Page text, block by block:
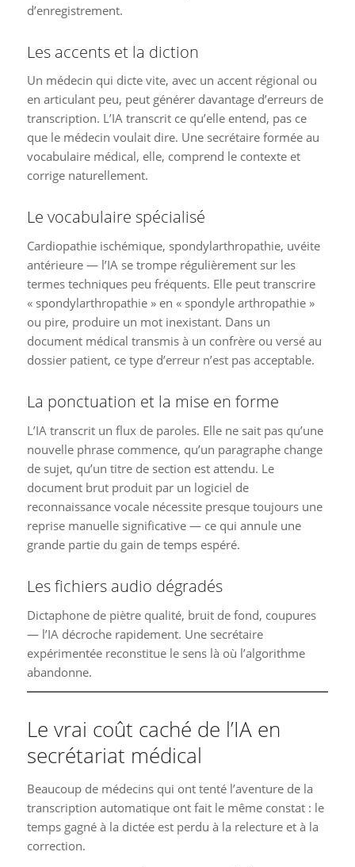
d’enregistrement.
Les accents et la diction
Un médecin qui dicte vite, avec un accent régional ou
en articulant peu, peut générer davantage d’erreurs de
transcription. L’IA transcrit ce qu’elle entend, pas ce
que le médecin voulait dire. Une secrétaire formée au
vocabulaire médical, elle, comprend le contexte et
corrige naturellement.
Le vocabulaire spécialisé
Cardiopathie ischémique, spondylarthropathie, uvéite
antérieure — l’IA se trompe régulièrement sur les
termes techniques peu fréquents. Elle peut transcrire
« spondylarthropathie » en « spondyle arthropathie »
ou pire, produire un mot inexistant. Dans un
document médical transmis à un confrère ou versé au
dossier patient, ce type d’erreur n’est pas acceptable.
La ponctuation et la mise en forme
L’IA transcrit un flux de paroles. Elle ne sait pas qu’une
nouvelle phrase commence, qu’un paragraphe change
de sujet, qu’un titre de section est attendu. Le
document brut produit par un logiciel de
reconnaissance vocale nécessite presque toujours une
reprise manuelle significative — ce qui annule une
grande partie du gain de temps espéré.
Les fichiers audio dégradés
Dictaphone de piètre qualité, bruit de fond, coupures
— l’IA décroche rapidement. Une secrétaire
expérimentée reconstitue le sens là où l’algorithme
abandonne.
Le vrai coût caché de l’IA en
secrétariat médical
Beaucoup de médecins qui ont tenté l’aventure de la
transcription automatique ont fait le même constat : le
temps gagné à la dictée est perdu à la relecture et à la
correction.